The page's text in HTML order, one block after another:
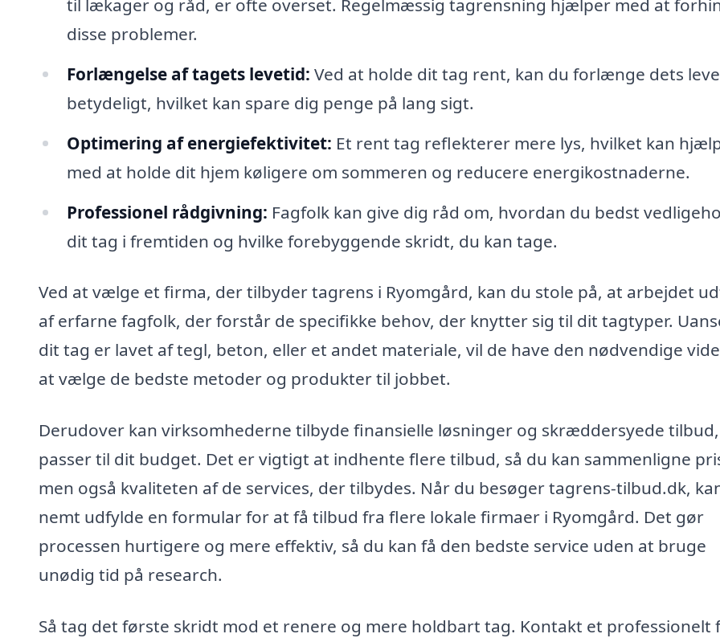
til lækager og råd, er ofte overset. Regelmæssig tagrensning hjælper med at
disse problemer.
Forlængelse af tagets levetid: Ved at holde dit tag rent, kan du forlænge dets
betydeligt, hvilket kan spare dig penge på lang sigt.
Optimering af energiefektivitet: Et rent tag reflekterer mere lys, hvilket kan
med at holde dit hjem køligere om sommeren og reducere energikostnaderne.
Professionel rådgivning: Fagfolk kan give dig råd om, hvordan du bedst
dit tag i fremtiden og hvilke forebyggende skridt, du kan tage.
Ved at vælge et firma, der tilbyder tagrens i Ryomgård, kan du stole på, at arbejdet
af erfarne fagfolk, der forstår de specifikke behov, der knytter sig til dit tagtyper.
dit tag er lavet af tegl, beton, eller et andet materiale, vil de have den nødvendige
at vælge de bedste metoder og produkter til jobbet.
Derudover kan virksomhederne tilbyde finansielle løsninger og skræddersyede
passer til dit budget. Det er vigtigt at indhente flere tilbud, så du kan sammenligne
men også kvaliteten af de services, der tilbydes. Når du besøger tagrens-tilbud.dk,
nemt udfylde en formular for at få tilbud fra flere lokale firmaer i Ryomgård. Det gør
processen hurtigere og mere effektiv, så du kan få den bedste service uden at bruge
unødig tid på research.
Så tag det første skridt mod et renere og mere holdbart tag. Kontakt et professionelt